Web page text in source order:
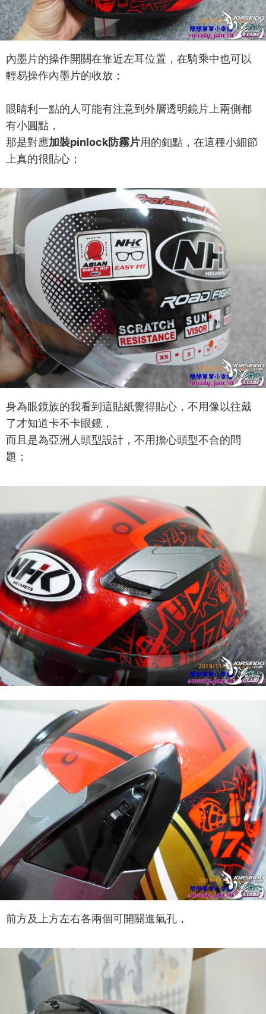
內墨片的操作開關在靠近左耳位置，在騎乘中也可以
輕易操作內墨片的收放；
眼睛利一點的人可能有注意到外層透明鏡片上兩側都
有小圓點，
那是對應加裝pinlock防霧片用的釦點，在這種小細節
上真的很貼心；
身為眼鏡族的我看到這貼紙覺得貼心，不用像以往戴
了才知道卡不卡眼鏡，
而且是為亞洲人頭型設計，不用擔心頭型不合的問
題；
前方及上方左右各兩個可開關進氣孔，